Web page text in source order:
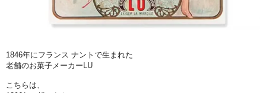
1846年にフランス ナントで生まれた
老舗のお菓子メーカーLU
こちらは、